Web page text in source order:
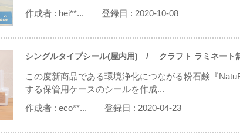
作成者 : hei**... 登録日 : 2020-10-08
シングルタイプシール(屋内用) / クラフト ラミネート
この度新商品である環境浄化につながる粉石鹸『
する保管用ケースのシールを作成...
作成者 : eco**... 登録日 : 2020-04-23